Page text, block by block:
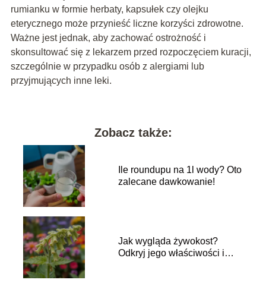
rumianku w formie herbaty, kapsułek czy olejku
eterycznego może przynieść liczne korzyści zdrowotne.
Ważne jest jednak, aby zachować ostrożność i
skonsultować się z lekarzem przed rozpoczęciem kuracji,
szczególnie w przypadku osób z alergiami lub
przyjmujących inne leki.
Zobacz także:
Ile roundupu na 1l wody? Oto
zalecane dawkowanie!
Jak wygląda żywokost?
Odkryj jego właściwości i